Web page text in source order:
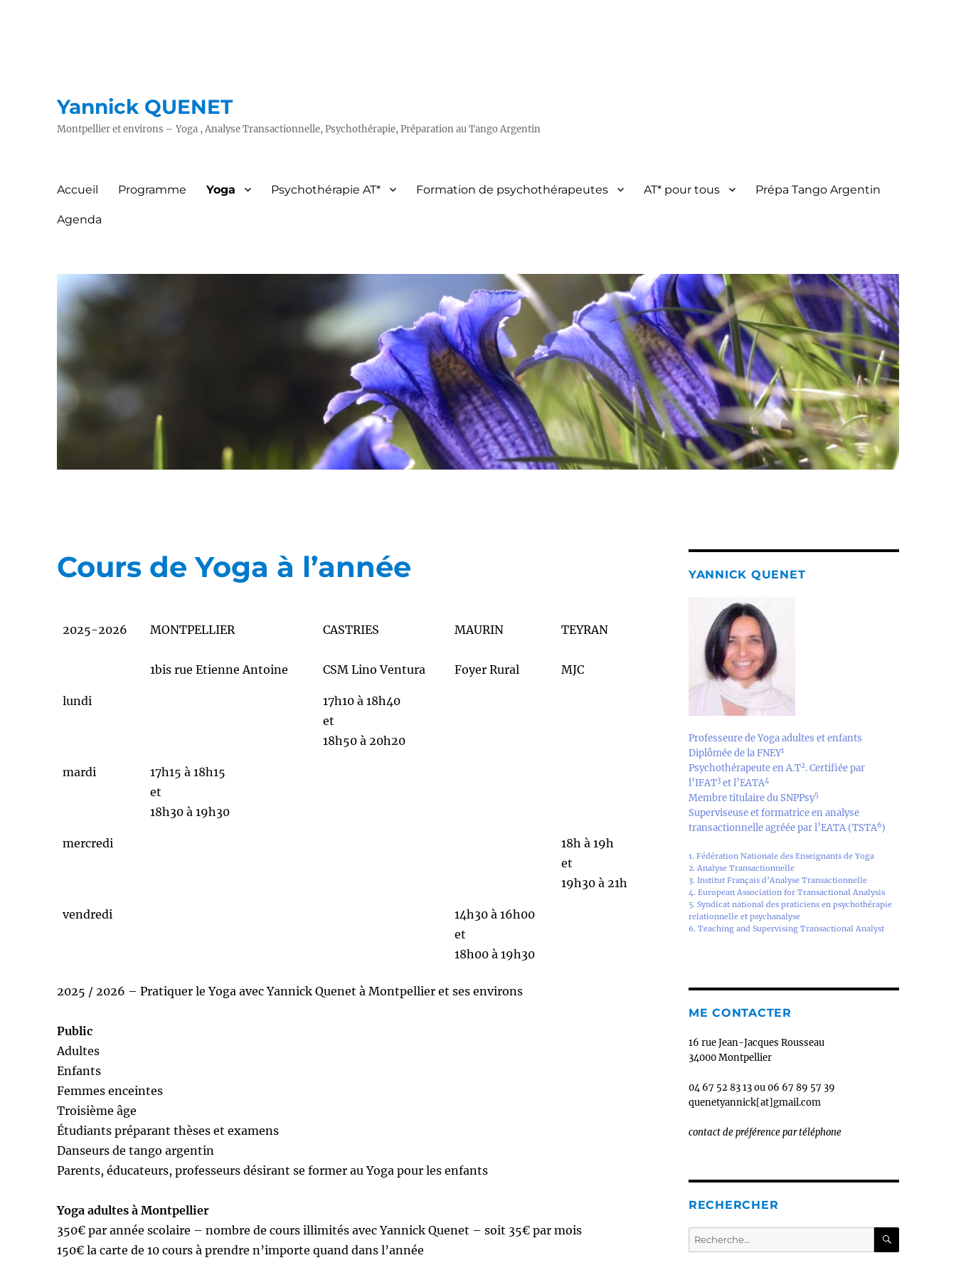
Yannick QUENET
Montpellier et environs – Yoga , Analyse Transactionnelle, Psychothérapie, Préparation au Tango Argentin
Accueil Programme Yoga Psychothérapie AT* Formation de psychothérapeutes AT* pour tous Prépa Tango Argentin
Agenda
Cours de Yoga à l’année
2025-2026 MONTPELLIER
1bis rue Etienne Antoine
CASTRIES
CSM Lino Ventura
MAURIN
Foyer Rural
TEYRAN
MJC
lundi
17h10 à 18h40
et
18h50 à 20h20
mardi
17h15 à 18h15
et
18h30 à 19h30
mercredi
18h à 19h
et
19h30 à 21h
vendredi
14h30 à 16h00
et
18h00 à 19h30
2025 / 2026 – Pratiquer le Yoga avec Yannick Quenet à Montpellier et ses environs
Public
Adultes
Enfants
Femmes enceintes
Troisième âge
Étudiants préparant thèses et examens
Danseurs de tango argentin
Parents, éducateurs, professeurs désirant se former au Yoga pour les enfants
Yoga adultes à Montpellier
350€ par année scolaire – nombre de cours illimités avec Yannick Quenet – soit 35€ par mois
150€ la carte de 10 cours à prendre n’importe quand dans l’année
YANNICK QUENET
Professeure de Yoga adultes et enfants
Diplômée de la FNEY1
Psychothérapeute en A.T2. Certifiée par
l’IFAT3et l’EATA4
Membre titulaire du SNPPsy5
Superviseuse et formatrice en analyse
transactionnelle agréée par l’EATA (TSTA6)
1. Fédération Nationale des Enseignants de Yoga
2. Analyse Transactionnelle
3. Institut Français d’Analyse Transactionnelle
4. European Association for Transactional Analysis
5. Syndicat national des praticiens en psychothérapie
relationnelle et psychanalyse
6. Teaching and Supervising Transactional Analyst
ME CONTACTER
16 rue Jean-Jacques Rousseau
34000 Montpellier
04 67 52 83 13 ou 06 67 89 57 39
quenetyannick[at]gmail.com
contact de préférence par téléphone
RECHERCHER
Recherche
pour :